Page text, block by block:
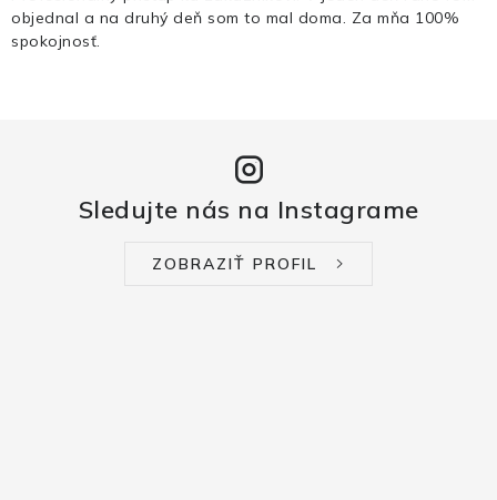
objednal a na druhý deň som to mal doma. Za mňa 100%
spokojnosť.
Sledujte nás na Instagrame
ZOBRAZIŤ PROFIL